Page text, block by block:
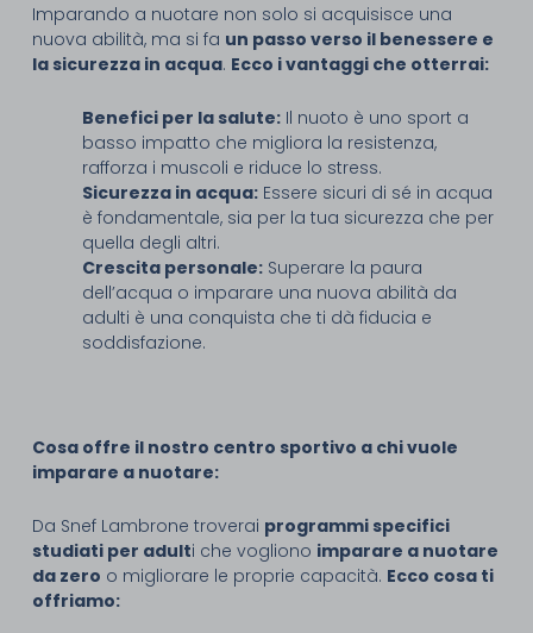
Imparando a nuotare non solo si acquisisce una
nuova abilità, ma si fa un passo verso il benessere e
la sicurezza in acqua. Ecco i vantaggi che otterrai:
Benefici per la salute:Il nuoto è uno sport a
basso impatto che migliora la resistenza,
rafforza i muscoli e riduce lo stress.
Sicurezza in acqua:Essere sicuri di sé in acqua
è fondamentale, sia per la tua sicurezza che per
quella degli altri.
Crescita personale:Superare la paura
dell’acqua o imparare una nuova abilità da
adulti è una conquista che ti dà fiducia e
soddisfazione.
Cosa offre il nostro centro sportivo a chi vuole
imparare a nuotare:
Da Snef Lambrone troverai programmi specifici
studiati per adulti che vogliono imparare a nuotare
da zero o migliorare le proprie capacità. Ecco cosa ti
offriamo: